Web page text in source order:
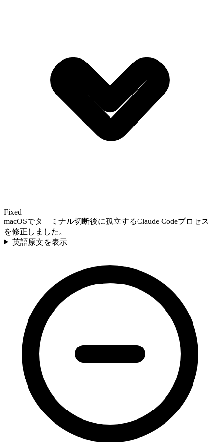
Fixed
macOSでターミナル切断後に孤立するClaude Codeプロセス
を修正しました。
英語原文を表示